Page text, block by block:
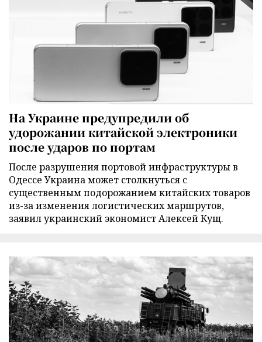
На Украине предупредили об
удорожании китайской электроники
после ударов по портам
После разрушения портовой инфраструктуры в
Одессе Украина может столкнуться с
существенным подорожанием китайских товаров
из-за изменения логистических маршрутов,
заявил украинский экономист Алексей Кущ.